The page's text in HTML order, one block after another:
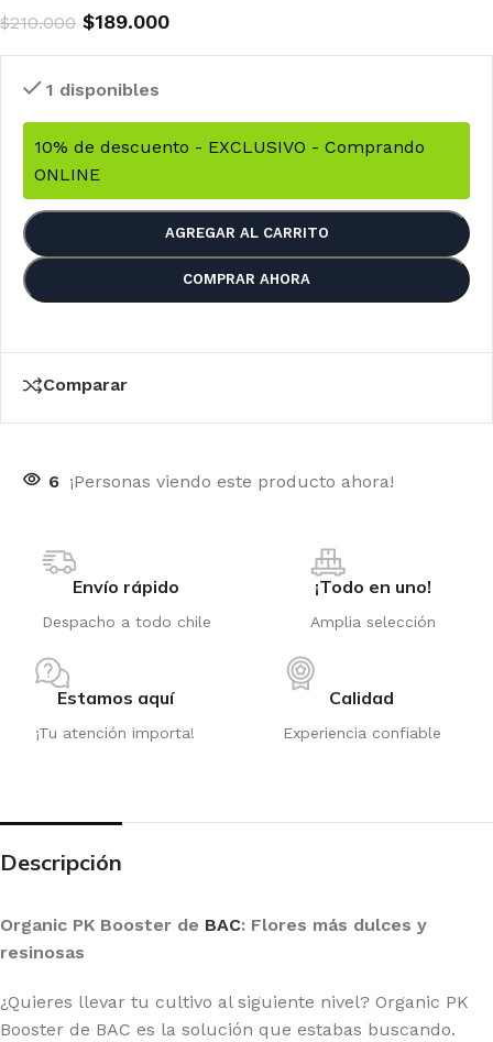
$210.000 $189.000
1 disponibles
10% de descuento - EXCLUSIVO - Comprando
ONLINE
AGREGAR AL CARRITO
COMPRAR AHORA
Comparar
6 ¡Personas viendo este producto ahora!
Envío rápido
Despacho a todo chile
¡Todo en uno!
Amplia selección
Estamos aquí
¡Tu atención importa!
Calidad
Experiencia confiable
Descripción
Organic PK Booster de BAC: Flores más dulces y
resinosas
¿Quieres llevar tu cultivo al siguiente nivel? Organic PK
Booster de BAC es la solución que estabas buscando.